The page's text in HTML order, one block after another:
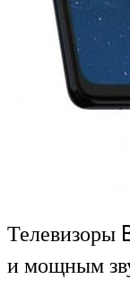
Телевизоры
и мощным